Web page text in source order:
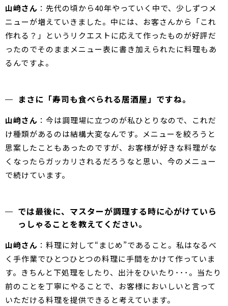
山﨑さん ：先代の頃から40年やっていく中で、少しずつメ
ニューが増えていきました。中には、お客さんから「これ
作れる？」というリクエストに応えて作ったものが好評だ
ったのでそのままメニュー表に書き加えられたに料理もあ
るんですよ。
まさに「寿司も食べられる居酒屋」ですね。
山﨑さん ：今は調理場に立つのが私ひとりなので、これだ
け種類があるのは結構大変なんです。メニューを絞ろうと
思案したこともあったのですが、お客様が好きな料理がな
くなったらガッカリされるだろうなと思い、今のメニュー
で続けています。
では最後に、マスターが調理する時に心がけていら
っしゃることを教えてください。
山﨑さん ：料理に対して“まじめ”であること。私はなるべ
く手作業でひとつひとつの料理に手間をかけて作っていま
す。きちんと下処理をしたり、出汁をひいたり･･･。当たり
前のことを丁寧にやることで、お客様においしいと言って
いただける料理を提供できると考えています。